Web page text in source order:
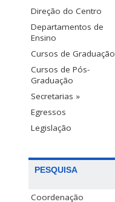
Direção do Centro
Departamentos de
Ensino
Cursos de Graduação
Cursos de Pós-
Graduação
Secretarias »
Egressos
Legislação
PESQUISA
Coordenação